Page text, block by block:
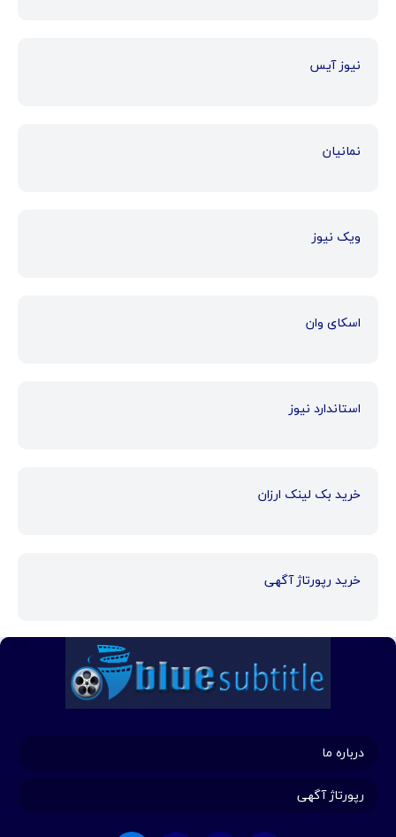
نیوز آیس
نمانیان
ویک نیوز
اسکای وان
استاندارد نیوز
خرید بک لینک ارزان
خرید رپورتاژ آگهی
درباره ما
رپورتاژ آگهی